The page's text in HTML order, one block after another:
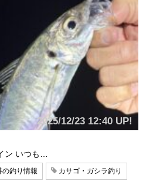
2025/12/23 12:40 UP!
ン いつも…
の釣り情報 カサゴ・ガシラ釣り